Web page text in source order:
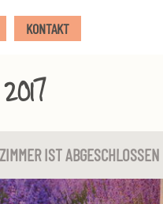
KONTAKT
IST ABGESCHLOSSEN